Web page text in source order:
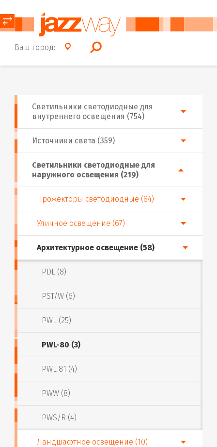
Ваш город:
⥂
Источники света (359)
Светильники светодиодные для
внутреннего освещения (754)
Светильники светодиодные для
наружного освещения (219)
Прожекторы светодиодные (84)
Уличное освещение (67)
Архитектурное освещение (58)
PDL (8)
PST/W (6)
PWL (25)
PWL-80 (3)
PWL-81 (4)
PWW (8)
PWS/R (4)
Ландшафтное освещение (10)